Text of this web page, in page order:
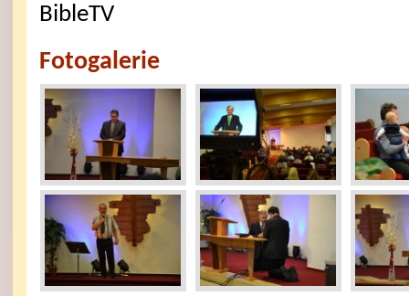
BibleTV
Fotogalerie